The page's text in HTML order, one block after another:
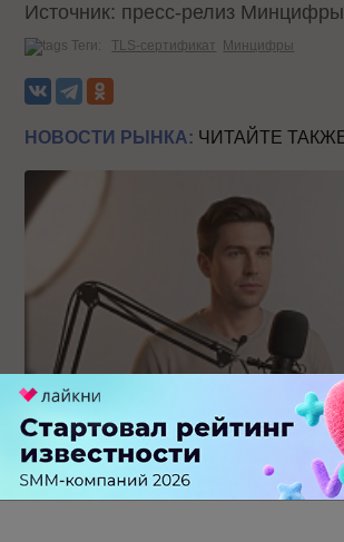
Источник: пресс-релиз Минцифры
Теги: TLS-сертификат Минцифры
НОВОСТИ РЫНКА: ЧИТАЙТЕ
Российский рынок инфлюенс-
стагнации после нескольких лет роста